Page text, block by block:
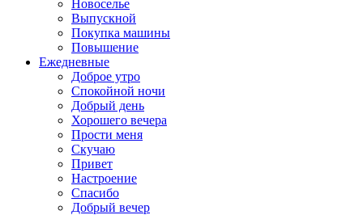
Новоселье
Выпускной
Покупка машины
Повышение
Ежедневные
Доброе утро
Спокойной ночи
Добрый день
Хорошего вечера
Прости меня
Скучаю
Привет
Настроение
Спасибо
Добрый вечер